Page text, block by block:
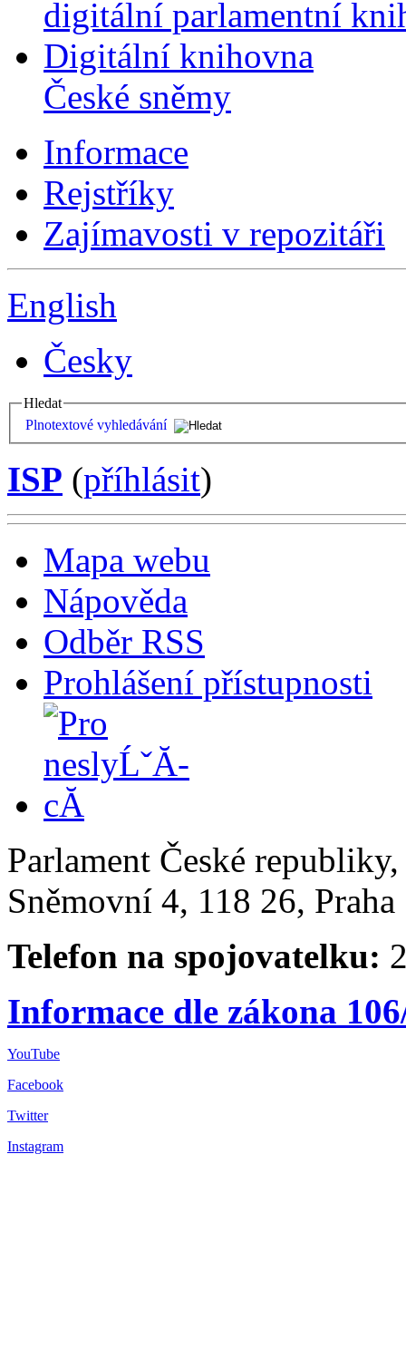
digitální parlamentní
Digitální knihovna
České sněmy
Informace
Rejstříky
Zajímavosti v repozitáři
English
Česky
Hledat
Plnotextové vyhledávání
ISP (příhlásit)
Mapa webu
Nápověda
Odběr RSS
Prohlášení přístupnosti
Parlament České
Sněmovní 4, 118 26,
Telefon na spojovatelku:
Informace dle zákona
YouTube
Facebook
Twitter
Instagram